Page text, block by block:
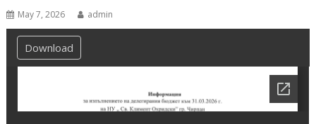
May 7, 2026 admin
Download